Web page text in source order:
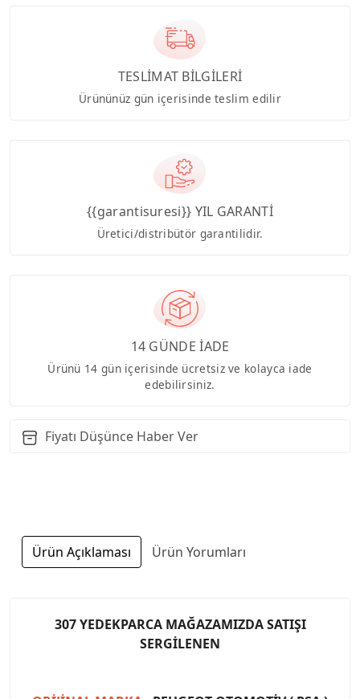
TESLİMAT BİLGİLERİ
Ürününüz gün içerisinde teslim edilir
{{garantisuresi}} YIL GARANTİ
Üretici/distribütör garantilidir.
14 GÜNDE İADE
Ürünü 14 gün içerisinde ücretsiz ve kolayca iade
edebilirsiniz.
Fiyatı Düşünce Haber Ver
Ürün Açıklaması Ürün Yorumları
307 YEDEKPARCA MAĞAZAMIZDA SATIŞI
SERGİLENEN